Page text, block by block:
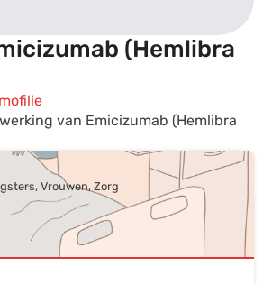
(Hemlibra
van Emicizumab (Hemlibra
Vrouwen, Zorg